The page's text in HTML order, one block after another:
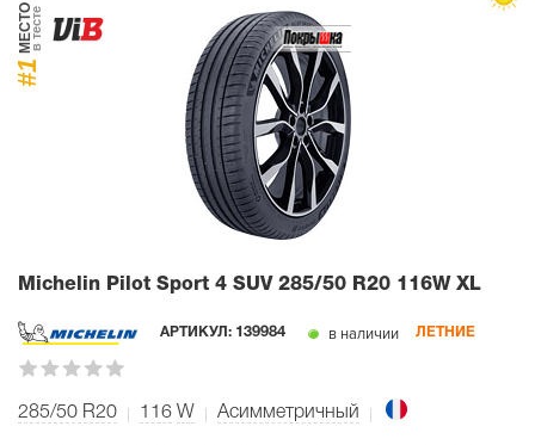
#1
МЕСТОв тесте
Michelin Pilot Sport 4 SUV 285/50 R20 116W XL
АРТИКУЛ: 139984 в наличии ЛЕТНИЕ
285/50 R20 116 W Асимметричный